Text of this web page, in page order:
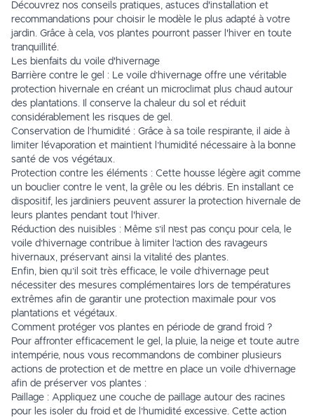
Découvrez nos conseils pratiques, astuces d'installation et
recommandations pour choisir le modèle le plus adapté à votre
jardin. Grâce à cela, vos plantes pourront passer l'hiver en toute
tranquillité.
Les bienfaits du voile d'hivernage
Barrière contre le gel : Le voile d’hivernage offre une véritable
protection hivernale en créant un microclimat plus chaud autour
des plantations. Il conserve la chaleur du sol et réduit
considérablement les risques de gel.
Conservation de l’humidité : Grâce à sa toile respirante, il aide à
limiter l’évaporation et maintient l’humidité nécessaire à la bonne
santé de vos végétaux.
Protection contre les éléments : Cette housse légère agit comme
un bouclier contre le vent, la grêle ou les débris. En installant ce
dispositif, les jardiniers peuvent assurer la protection hivernale de
leurs plantes pendant tout l'hiver.
Réduction des nuisibles : Même s’il n’est pas conçu pour cela, le
voile d’hivernage contribue à limiter l’action des ravageurs
hivernaux, préservant ainsi la vitalité des plantes.
Enfin, bien qu’il soit très efficace, le voile d’hivernage peut
nécessiter des mesures complémentaires lors de températures
extrêmes afin de garantir une protection maximale pour vos
plantations et végétaux.
Comment protéger vos plantes en période de grand froid ?
Pour affronter efficacement le gel, la pluie, la neige et toute autre
intempérie, nous vous recommandons de combiner plusieurs
actions de protection et de mettre en place un voile d’hivernage
afin de préserver vos plantes :
Paillage : Appliquez une couche de paillage autour des racines
pour les isoler du froid et de l’humidité excessive. Cette action